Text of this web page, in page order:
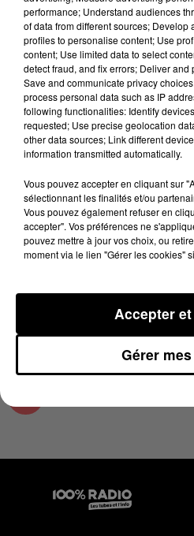
Lecture (4 min 14 sec)
100%
100% Radio les infos du
6 mai 2025 - 4 min 14 sec
LES INFOS DU
08H01
Podcast infos du Comminges
performance; Understand audiences
of data from different sources; Develop
profiles to personalise content; Use
content; Use limited data to select
detect fraud, and fix errors; Deliver
Save and communicate privacy
process personal data such as IP
following functionalities: Identify
requested; Use precise geolocation
other data sources; Link different
information transmitted automatically.
Vous pouvez accepter en cliquant sur
sélectionnant les finalités et/ou
Vous pouvez également refuser en
accepter". Vos préférences ne
pouvez mettre à jour vos choix, ou
moment via le lien "Gérer les cookies"
Gérer
Accepter